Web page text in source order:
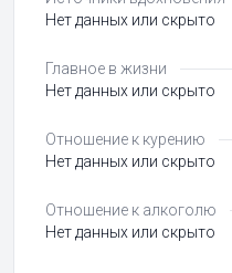
Нет данных или скрыто
Главное в жизни
Нет данных или скрыто
Отношение к курению
Нет данных или скрыто
Отношение к алкоголю
Нет данных или скрыто